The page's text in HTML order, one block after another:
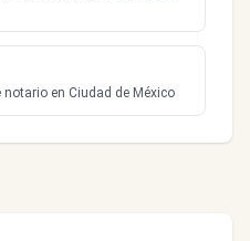
en Ciudad de México